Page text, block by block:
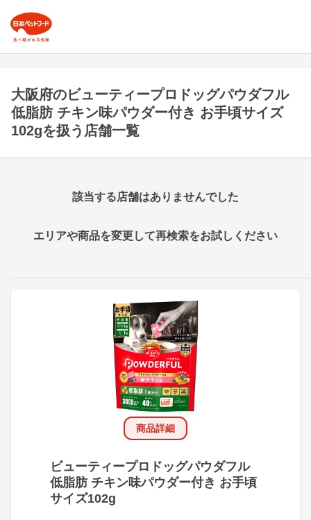
大阪府のビューティープロドッグパウダフル
低脂肪 チキン味パウダー付き お手頃サイズ
102gを扱う店舗一覧
商品詳細
ビューティープロドッグパウダフル
低脂肪 チキン味パウダー付き お手頃
サイズ102g
該当する店舗はありませんでした
エリアや商品を変更して再検索をお試しください